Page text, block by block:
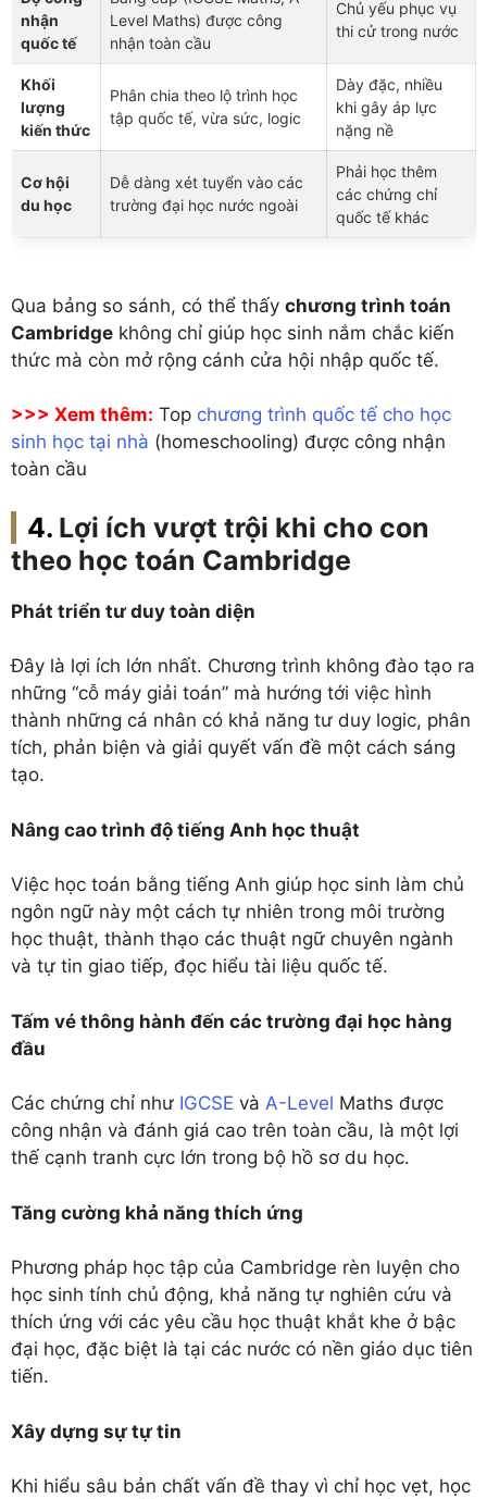
nhận
quốc tế
Level Maths) được công
nhận toàn cầu
Chủ yếu phục vụ
thi cử trong nước
Khối
lượng
kiến thức
Phân chia theo lộ trình học
tập quốc tế, vừa sức, logic
Dày đặc, nhiều
khi gây áp lực
nặng nề
Cơ hội
du học
Dễ dàng xét tuyển vào các
trường đại học nước ngoài
Phải học thêm
các chứng chỉ
quốc tế khác
Qua bảng so sánh, có thể thấy chương trình toán
Cambridge không chỉ giúp học sinh nắm chắc kiến
thức mà còn mở rộng cánh cửa hội nhập quốc tế.
>>> Xem thêm: Top chương trình quốc tế cho học
sinh học tại nhà (homeschooling) được công nhận
toàn cầu
Lợi ích vượt trội khi cho con
theo học toán Cambridge
Phát triển tư duy toàn diện
Đây là lợi ích lớn nhất. Chương trình không đào tạo ra
những “cỗ máy giải toán” mà hướng tới việc hình
thành những cá nhân có khả năng tư duy logic, phân
tích, phản biện và giải quyết vấn đề một cách sáng
tạo.
Nâng cao trình độ tiếng Anh học thuật
Việc học toán bằng tiếng Anh giúp học sinh làm chủ
ngôn ngữ này một cách tự nhiên trong môi trường
học thuật, thành thạo các thuật ngữ chuyên ngành
và tự tin giao tiếp, đọc hiểu tài liệu quốc tế.
Tấm vé thông hành đến các trường đại học hàng
đầu
Các chứng chỉ như IGCSE và A-Level Maths được
công nhận và đánh giá cao trên toàn cầu, là một lợi
thế cạnh tranh cực lớn trong bộ hồ sơ du học.
Tăng cường khả năng thích ứng
Phương pháp học tập của Cambridge rèn luyện cho
học sinh tính chủ động, khả năng tự nghiên cứu và
thích ứng với các yêu cầu học thuật khắt khe ở bậc
đại học, đặc biệt là tại các nước có nền giáo dục tiên
tiến.
Xây dựng sự tự tin
Khi hiểu sâu bản chất vấn đề thay vì chỉ học vẹt, học